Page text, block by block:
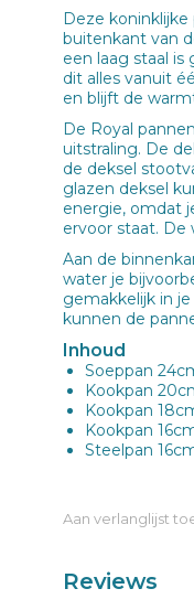
Deze
buitenkant van
een laag staal
dit alles vanuit
en blijft de
De Royal
uitstraling. De
de deksel
glazen deksel
energie, omdat
ervoor staat.
Aan de
water je
gemakkelijk in
kunnen de
Inhoud
Soeppan
Kookpan
Kookpan
Kookpan
Steelpan
Aan verlanglijst
Reviews